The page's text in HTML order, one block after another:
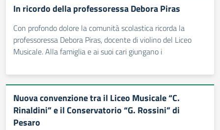
In ricordo della professoressa Debora Piras
Con profondo dolore la comunità scolastica ricorda la
professoressa Debora Piras, docente di violino del Liceo
Musicale. Alla famiglia e ai suoi cari giungano i
Nuova convenzione tra il Liceo Musicale “C.
Rinaldini” e il Conservatorio “G. Rossini” di
Pesaro